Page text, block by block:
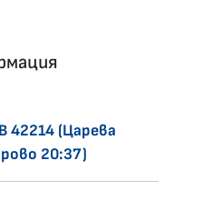
42214 (Царева
20:37)